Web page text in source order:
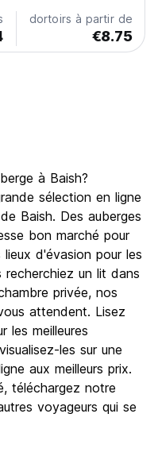
établissement...
dortoirs à partir de
€8.75
à Baish?
sélection en ligne
Baish. Des auberges
bon marché pour
d'évasion pour les
recherchiez un lit dans
privée, nos
attendent. Lisez
les meilleures
les sur une
aux meilleurs prix.
téléchargez notre
voyageurs qui se